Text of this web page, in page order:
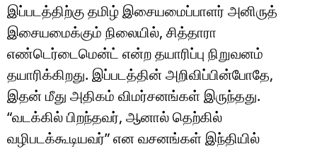
இப்படத்திற்கு தமிழ் இசையமைப்பாளர் அனிருத்
இசையமைக்கும் நிலையில், சித்தாரா
எண்டெர்டைமென்ட் என்ற தயாரிப்பு நிறுவனம்
தயாரிக்கிறது. இப்படத்தின் அறிவிப்பின்போதே,
இதன் மீது அதிகம் விமர்சனங்கள் இருந்தது.
“வடக்கில் பிறந்தவர், ஆனால் தெற்கில்
வழிபடக்கூடியவர்” என வசனங்கள் இந்தியில்